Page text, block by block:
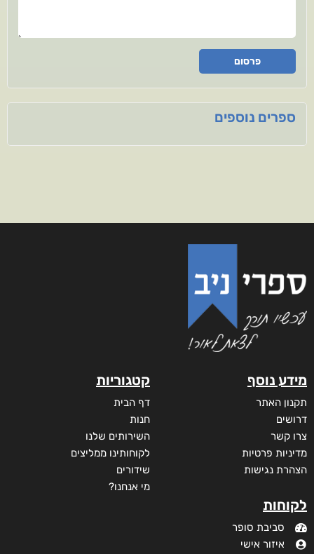
פרסום
ספרים נוספים
מידע נוסף
תקנון האתר
דרושים
צרו קשר
מדיניות פרטיות
הצהרת נגישות
לקוחות
סביבת סופר
איזור אישי
קטגוריות
דף הבית
חנות
השירותים שלנו
לקוחותינו ממליצים
שידורים
מי אנחנו?